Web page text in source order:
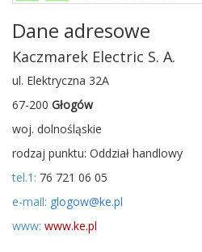
Dane adresowe
Kaczmarek Electric S. A.
ul. Elektryczna 32A
67-200 Głogów
woj. dolnośląskie
rodzaj punktu: Oddział handlowy
tel.1: 76 721 06 05
e-mail: glogow@ke.pl
www: www.ke.pl